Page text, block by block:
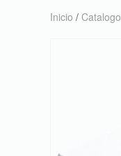
Inicio / Catalogo